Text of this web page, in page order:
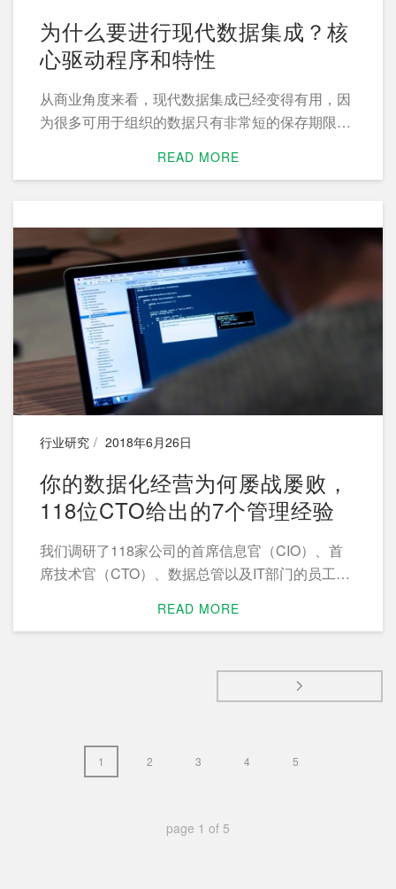
为什么要进行现代数据集成？核
心驱动程序和特性
从商业角度来看，现代数据集成已经变得有用，因
为很多可用于组织的数据只有非常短的保存期限。
数据。企业需要开发数据管理策略，专注于生成业
团队继续发展合作伙伴关系，改进所有集成流程，
以更快地满足动态业务需求。
READ MORE
行业研究 2018年6月26日
你的数据化经营为何屡战屡败，
118位CTO给出的7个管理经验
我们调研了118家公司的首席信息官（CIO）、首
席技术官（CTO）、数据总管以及IT部门的员工及
READ MORE
1 2 3 4 5
page 1 of 5